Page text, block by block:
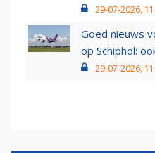
29-07-2026,
Goed nieuws
op Schiphol:
29-07-2026,